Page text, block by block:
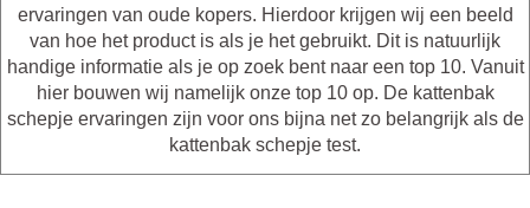
ervaringen van oude kopers. Hierdoor krijgen wij een beeld
van hoe het product is als je het gebruikt. Dit is natuurlijk
handige informatie als je op zoek bent naar een top 10. Vanuit
hier bouwen wij namelijk onze top 10 op. De kattenbak
schepje ervaringen zijn voor ons bijna net zo belangrijk als de
kattenbak schepje test.